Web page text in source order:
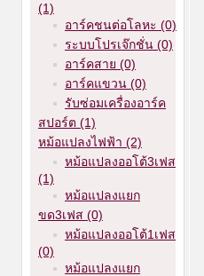
(1)
อาร์คชนต่อโลหะ (0)
ระบบโปรเจ๊กชั่น (0)
อาร์คสาย (0)
อาร์คแขวน (0)
รับซ่อมเครื่องอาร์ค
สปอร์ต (1)
หม้อแปลงไฟฟ้า (2)
หม้อแปลงออโต้3เฟส
(1)
หม้อแปลงแยก
ขด3เฟส (0)
หม้อแปลงออโต้1เฟส
(0)
หม้อแปลงแยก